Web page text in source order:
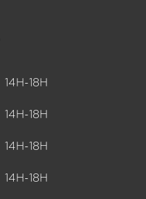
14H-18H
14H-18H
14H-18H
14H-18H